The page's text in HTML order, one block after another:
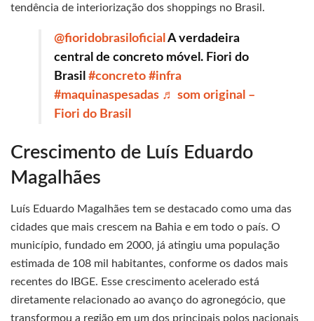
tendência de interiorização dos shoppings no Brasil.
@fioridobrasiloficial A verdadeira
central de concreto móvel. Fiori do
Brasil #concreto #infra
#maquinaspesadas ♬ som original –
Fiori do Brasil
Crescimento de Luís Eduardo
Magalhães
Luís Eduardo Magalhães tem se destacado como uma das
cidades que mais crescem na Bahia e em todo o país. O
município, fundado em 2000, já atingiu uma população
estimada de 108 mil habitantes, conforme os dados mais
recentes do IBGE. Esse crescimento acelerado está
diretamente relacionado ao avanço do agronegócio, que
transformou a região em um dos principais polos nacionais